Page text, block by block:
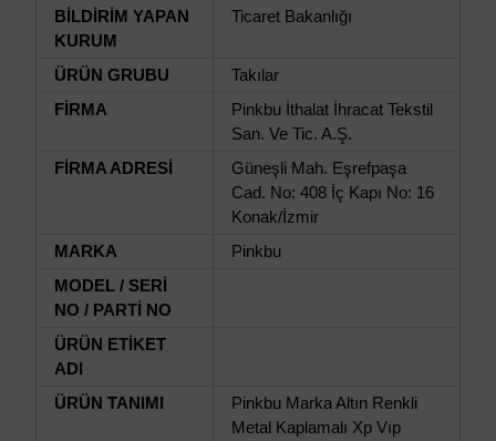
BİLDİRİM YAPAN
KURUM
Ticaret Bakanlığı
ÜRÜN GRUBU
Takılar
FİRMA
Pinkbu İthalat İhracat Tekstil
San. Ve Tic. A.Ş.
FİRMA ADRESİ
Güneşli Mah. Eşrefpaşa
Cad. No: 408 İç Kapı No: 16
Konak/İzmir
MARKA
Pinkbu
MODEL / SERİ
NO / PARTİ NO
ÜRÜN ETİKET
ADI
ÜRÜN TANIMI
Pinkbu Marka Altın Renkli
Metal Kaplamalı Xp Vıp